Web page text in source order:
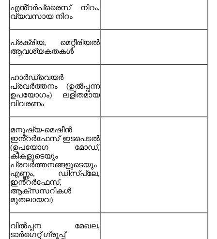
എൻ്റർപ്രൈസ് നിറം,
വ്യവസായ നിറം
പ്രക്രിയ, മെറ്റീരിയൽ
ആവശ്യകതകൾ
ഹാർഡ്‌വെയർ
പ്രവർത്തനം (ഉൽപ്പന്ന
ഉപയോഗം) ലളിതമായ
വിവരണം
മനുഷ്യ-മെഷീൻ
ഇൻ്റർഫേസ് ഇടപെടൽ
(ഉപയോഗ മോഡ്,
കീകളുടെയും
പ്രവർത്തനങ്ങളുടെയും
എണ്ണം, ഡിസ്പ്ലേ,
ഇൻ്റർഫേസ്,
ആക്സസറികൾ
മുതലായവ)
വിൽപ്പന മേഖല,
ടാർഗെറ്റ് ഗ്രൂപ്പ്